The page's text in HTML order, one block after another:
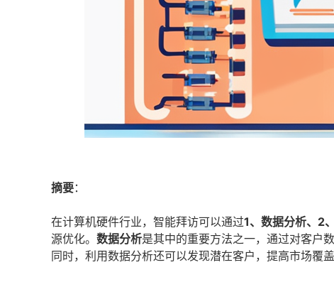
摘要：
在计算机硬件行业，智能拜访可以通过1、数据分析、2
源优化。 数据分析是其中的重要方法之一，通过对客户
同时，利用数据分析还可以发现潜在客户，提高市场覆